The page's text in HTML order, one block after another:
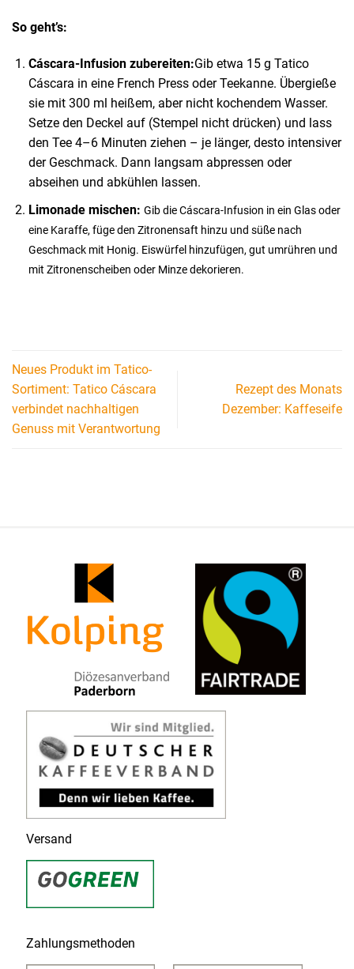
So geht’s:
Cáscara-Infusion zubereiten:Gib etwa 15 g Tatico
Cáscara in eine French Press oder Teekanne. Übergieße
sie mit 300 ml heißem, aber nicht kochendem Wasser.
Setze den Deckel auf (Stempel nicht drücken) und lass
den Tee 4–6 Minuten ziehen – je länger, desto intensiver
der Geschmack. Dann langsam abpressen oder
abseihen und abkühlen lassen.
Limonade mischen: Gib die Cáscara-Infusion in ein Glas oder
eine Karaffe, füge den Zitronensaft hinzu und süße nach
Geschmack mit Honig. Eiswürfel hinzufügen, gut umrühren und
mit Zitronenscheiben oder Minze dekorieren.
Neues Produkt im Tatico-
Sortiment: Tatico Cáscara
verbindet nachhaltigen
Genuss mit Verantwortung
Rezept des Monats
Dezember: Kaffeseife
Versand
Zahlungsmethoden